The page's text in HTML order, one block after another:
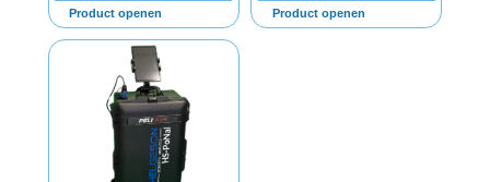
Product openen Product openen